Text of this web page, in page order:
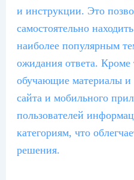
и инструкции. Это
самостоятельно
наиболее популярным
ожидания ответа. Кроме
обучающие материалы
сайта и мобильного
пользователей
категориям, что
решения.